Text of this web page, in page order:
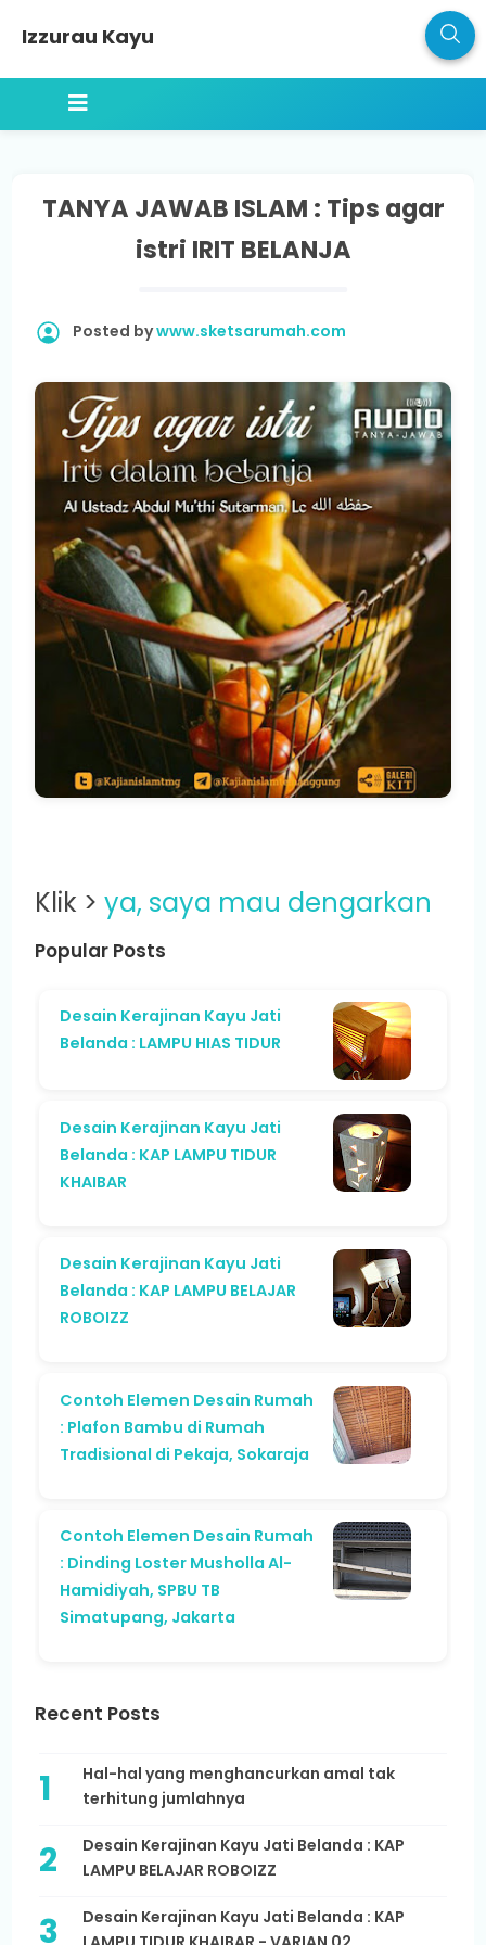
Izzurau Kayu
TANYA JAWAB ISLAM : Tips agar
istri IRIT BELANJA
Posted bywww.sketsarumah.com
Klik >ya, saya mau dengarkan
Popular Posts
Desain Kerajinan Kayu Jati
Belanda : LAMPU HIAS TIDUR
Desain Kerajinan Kayu Jati
Belanda : KAP LAMPU TIDUR
KHAIBAR
Desain Kerajinan Kayu Jati
Belanda : KAP LAMPU BELAJAR
ROBOIZZ
Contoh Elemen Desain Rumah
: Plafon Bambu di Rumah
Tradisional di Pekaja, Sokaraja
Contoh Elemen Desain Rumah
: Dinding Loster Musholla Al-
Hamidiyah, SPBU TB
Simatupang, Jakarta
Recent Posts
Hal-hal yang menghancurkan amal tak
terhitung jumlahnya
Desain Kerajinan Kayu Jati Belanda : KAP
LAMPU BELAJAR ROBOIZZ
Desain Kerajinan Kayu Jati Belanda : KAP